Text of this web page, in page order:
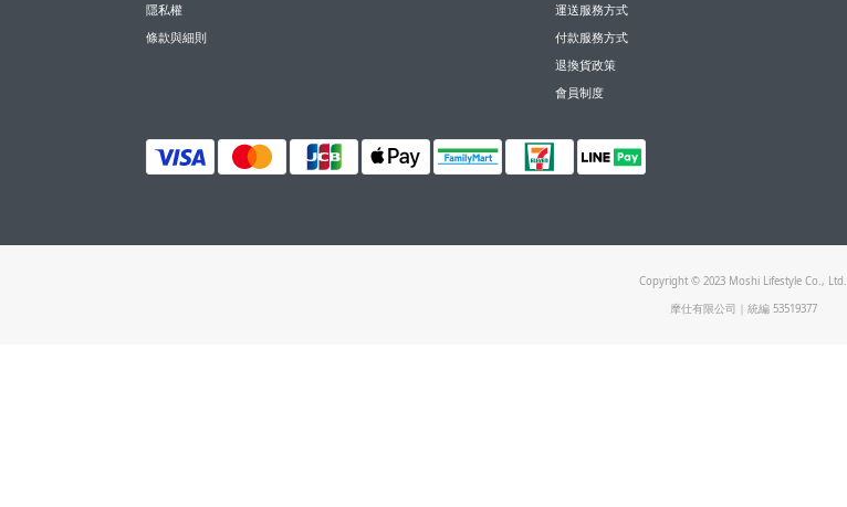
隱私權
條款與細則
運送服務方式
付款服務方式
退換貨政策
會員制度
Copyright © 2023 Moshi Lifestyle Co., Ltd.
摩仕有限公司｜統編 53519377